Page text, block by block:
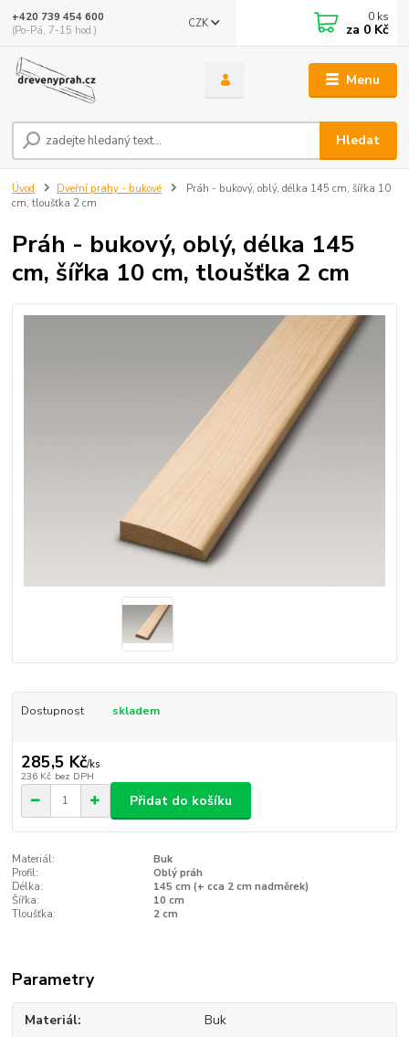
Menu
CZK
Hledat
+420 739 454 600
(Po-Pá, 7-15 hod.)
0 ks
za 0 Kč
Úvod Dveřní prahy - bukové
Práh - bukový, oblý, délka 145 cm, šířka 10
cm, tloušťka 2 cm
Práh - bukový, oblý, délka 145
cm, šířka 10 cm, tloušťka 2 cm
Dostupnost skladem
285,5 Kč/ks
236 Kč bez DPH
Přidat do košíku
Materiál:
Buk
Profil:
Oblý práh
Délka:
145 cm (+ cca 2 cm nadměrek)
Šířka:
10 cm
Tloušťka:
2 cm
Parametry
Materiál Buk